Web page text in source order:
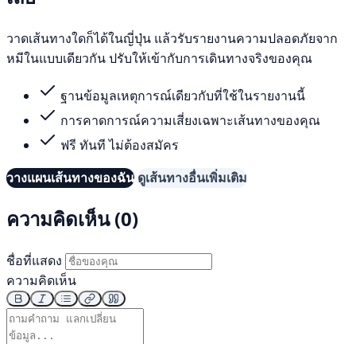
วาดเส้นทางใดก็ได้ในญี่ปุ่น แล้วรับรายงานความปลอดภัยจาก
หมีในแบบเดียวกัน ปรับให้เข้ากับการเดินทางจริงของคุณ
ฐานข้อมูลเหตุการณ์เดียวกับที่ใช้ในรายงานนี้
การคาดการณ์ความเสี่ยงเฉพาะเส้นทางของคุณ
ฟรี ทันที ไม่ต้องสมัคร
วางแผนเส้นทางของฉัน ดูเส้นทางอื่นเพิ่มเติม
ความคิดเห็น (0)
ชื่อที่แสดง
ความคิดเห็น